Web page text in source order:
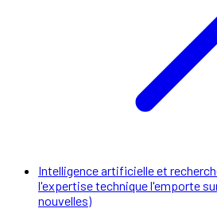
Intelligence artificielle et
l'expertise technique l'emporte
nouvelles)